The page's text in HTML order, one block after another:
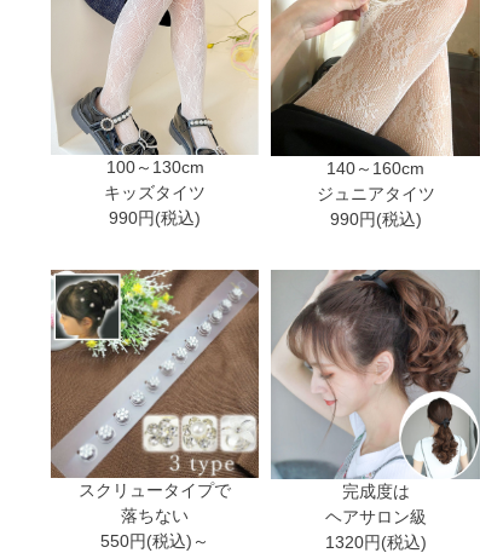
100～130cm
キッズタイツ
990円(税込)
140～160cm
ジュニアタイツ
990円(税込)
スクリュータイプで
落ちない
550円(税込)～
完成度は
ヘアサロン級
1320円(税込)